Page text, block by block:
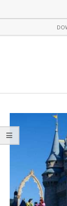
Navigation